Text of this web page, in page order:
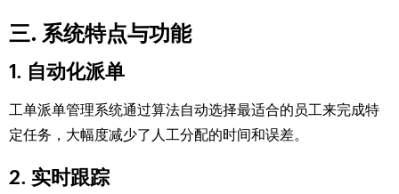
三. 系统特点与功能
1. 自动化派单
工单派单管理系统通过算法自动选择最适合的员工来完成特
定任务，大幅度减少了人工分配的时间和误差。
2. 实时跟踪